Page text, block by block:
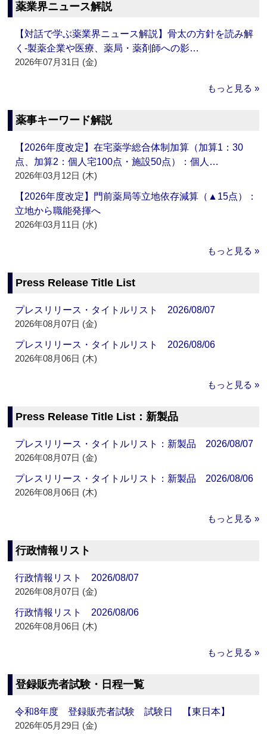
薬業界ニュース解説
【対話で学ぶ薬業界ニュース解説】骨太の方針を読み解
く‐製薬企業や医療、薬局・薬剤師への影…
2026年07月31日 (金)
もっと見る »
薬事キーワード解説
【2026年度改定】在宅薬学総合体制加算（加算1：30
点、加算2：個人宅100点・施設50点）：個人…
2026年03月12日 (木)
【2026年度改定】門前薬局等立地依存減算（▲15点）：
立地から職能発揮へ
2026年03月11日 (水)
もっと見る »
Press Release Title List
プレスリリース・タイトルリスト 2026/08/07
2026年08月07日 (金)
プレスリリース・タイトルリスト 2026/08/06
2026年08月06日 (木)
もっと見る »
Press Release Title List：新製品
プレスリリース・タイトルリスト：新製品 2026/08/07
2026年08月07日 (金)
プレスリリース・タイトルリスト：新製品 2026/08/06
2026年08月06日 (木)
もっと見る »
行政情報リスト
行政情報リスト 2026/08/07
2026年08月07日 (金)
行政情報リスト 2026/08/06
2026年08月06日 (木)
もっと見る »
登録販売者試験・日程一覧
令和8年度 登録販売者試験 試験日 【東日本】
2026年05月29日 (金)